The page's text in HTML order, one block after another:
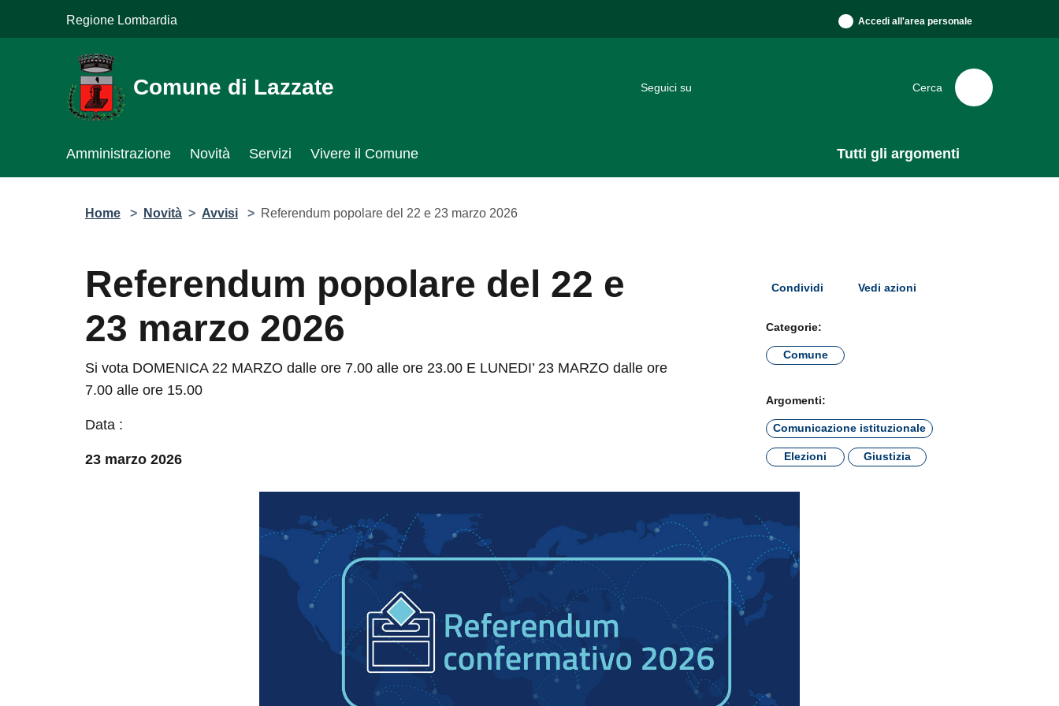
Regione Lombardia
Accedi all'area personale
Comune di Lazzate Seguici su Cerca
Amministrazione Novità Servizi Vivere il Comune Tutti gli argomenti
Home > Novità > Avvisi > Referendum popolare del 22 e 23 marzo 2026
Referendum popolare del 22 e
23 marzo 2026
Si vota DOMENICA 22 MARZO dalle ore 7.00 alle ore 23.00 E LUNEDI’ 23 MARZO dalle ore
7.00 alle ore 15.00
Data :
23 marzo 2026
Condividi Vedi azioni
Categorie:
Comune
Argomenti:
Comunicazione istituzionale
Elezioni Giustizia
Informazioni sui cookie
Questo sito web utilizza cookie tecnici e assimilati strettamente necessari al corretto funzionamento e
alla navigazione del sito, nonché un cookie tecnico analitico al solo fine di elaborare informazioni
statistiche, aggregate e anonime.